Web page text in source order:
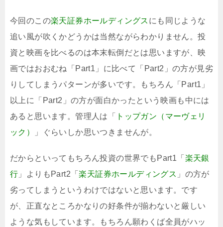
今回のこの楽天証券ホールディングス にも同じような
追い風が吹くかどうかは当然ながらわかりません。投
資と映画を比べるのは本末転倒だとは思いますが、映
画ではおおむね「Part1」に比べて「Part2」の方が見劣
りしてしまうパターンが多いです。もちろん「Part1」
以上に「Part2」の方が面白かったという映画も中には
あると思います。管理人は「
トップガン（マーヴェリ
ック）
」ぐらいしか思いつきませんが。
だからといってもちろん投資の世界でもPart1「 楽天銀
行 」よりもPart2「楽天証券ホールディングス 」の方が
劣ってしまうというわけではないと思います。です
が、正直なところかなりの好条件が揃わないと厳しい
ような気もしています。もちろん願わくば全員がハッ